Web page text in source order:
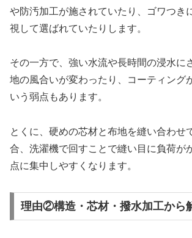
や防汚加工が施されていたり、ゴワつき
視して選ばれていたりします。
その一方で、強い水流や長時間の浸水に
地の風合いが変わったり、コーティング
いう弱点もあります。
とくに、硬めの芯材と布地を縫い合わせ
合、洗濯機で回すことで縫い目に負荷が
点に集中しやすくなります。
理由②構造・芯材・撥水加工から